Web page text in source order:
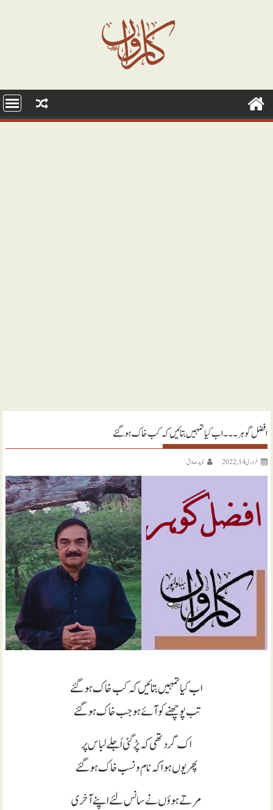
افضل گوہر ۔۔۔ اب کیا تمہیں بتائیں کہ کب خاک ہو گئے
فروری 14, 2022 نويد صادق
اب کیا تمہیں بتائیں کہ کب خاک ہو گئے
تب پوچھنے کو آئے ہو جب خاک ہو گئے
اک گرد تھی کہ پڑ گئی اُجلے لباس پر
پھر یوں ہوا کہ نام ونسب خاک ہو گئے
مرتے ہوؤں نے سانس لئے اپنے آخری